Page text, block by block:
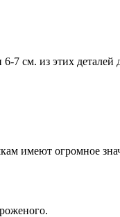
7 см. из этих
имеют огромное